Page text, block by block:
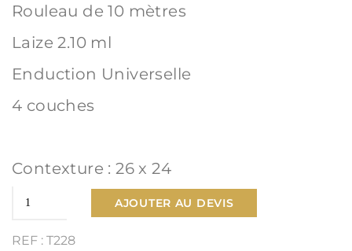
Rouleau de 10 mètres
Laize 2.10 ml
Enduction Universelle
4 couches
Contexture : 26 x 24
quantité
de
AJOUTER AU DEVIS
REF : T228